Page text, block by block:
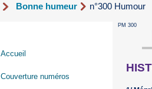
Bonne humeur n°300 Humour
PM 300
Accueil
Couverture numéros